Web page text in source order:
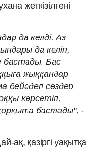
жеткізілгені
да келді. Аз
да келіп,
бастады. Бас
жыққандар
бейәдеп сөздер
көрсетіп,
бастады", -
ақ, қазіргі уақытқа